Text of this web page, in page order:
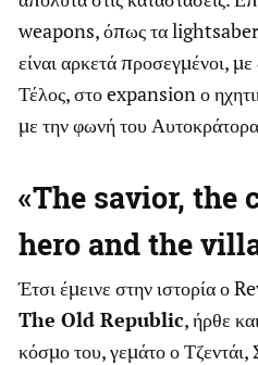
weapons, όπως τα
είναι αρκετά προσεγμένοι,
Τέλος, στο expansion ο
με την φωνή του
«The savior, the
hero and the
Έτσι έμεινε στην ιστορία ο
The Old Republic, ήρθε
κόσμο του, γεμάτο ο